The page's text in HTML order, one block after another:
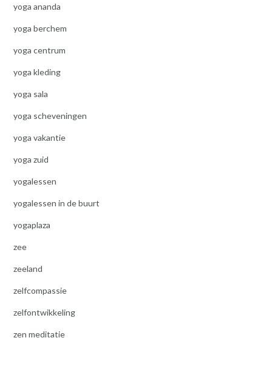
yoga ananda
yoga berchem
yoga centrum
yoga kleding
yoga sala
yoga scheveningen
yoga vakantie
yoga zuid
yogalessen
yogalessen in de buurt
yogaplaza
zee
zeeland
zelfcompassie
zelfontwikkeling
zen meditatie